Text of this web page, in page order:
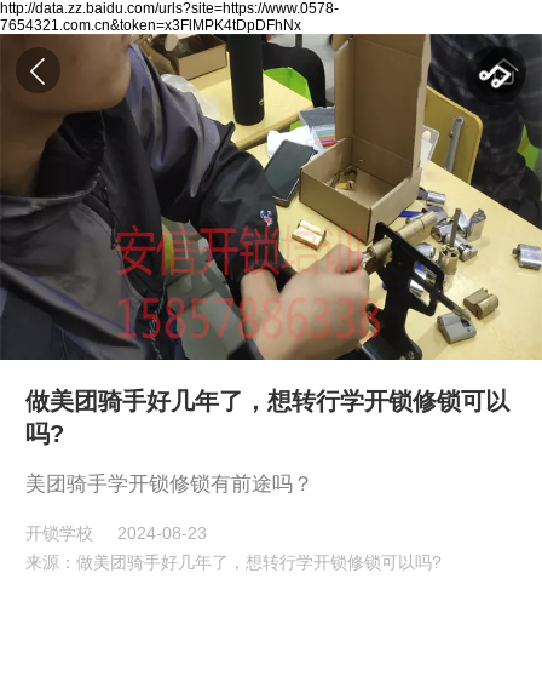
http://data.zz.baidu.com/urls?site=https://www.0578-
7654321.com.cn&token=x3FlMPK4tDpDFhNx
做美团骑手好几年了，想转行学开锁修锁可以
吗?
美团骑手学开锁修锁有前途吗？
开锁学校
2024-08-23
来源：做美团骑手好几年了，想转行学开锁修锁可以吗?